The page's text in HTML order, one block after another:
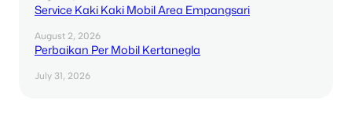
Service Kaki Kaki Mobil Area Empangsari
August 2, 2026
Perbaikan Per Mobil Kertanegla
July 31, 2026